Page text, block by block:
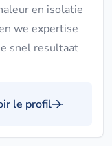
en isolatie
we expertise
snel resultaat
le profil